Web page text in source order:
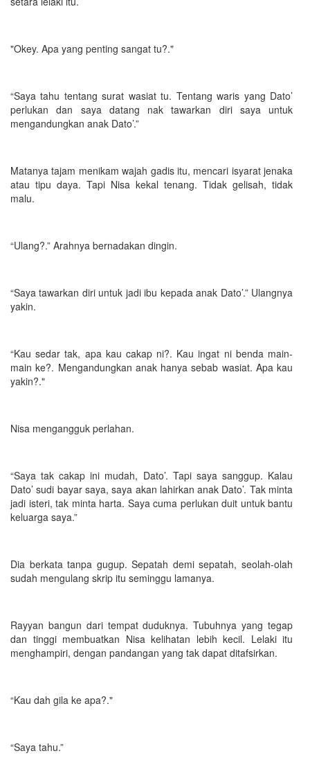
"Okey. Apa yang penting sangat tu?."
“Saya tahu tentang surat wasiat tu. Tentang waris yang Dato’
perlukan dan saya datang nak tawarkan diri saya untuk
mengandungkan anak Dato’.”
Matanya tajam menikam wajah gadis itu, mencari isyarat jenaka
atau tipu daya. Tapi Nisa kekal tenang. Tidak gelisah, tidak
malu.
“Ulang?.” Arahnya bernadakan dingin.
“Saya tawarkan diri untuk jadi ibu kepada anak Dato’.” Ulangnya
yakin.
“Kau sedar tak, apa kau cakap ni?. Kau ingat ni benda main-
main ke?. Mengandungkan anak hanya sebab wasiat. Apa kau
yakin?."
Nisa mengangguk perlahan.
“Saya tak cakap ini mudah, Dato’. Tapi saya sanggup. Kalau
Dato’ sudi bayar saya, saya akan lahirkan anak Dato’. Tak minta
jadi isteri, tak minta harta. Saya cuma perlukan duit untuk bantu
keluarga saya.”
Dia berkata tanpa gugup. Sepatah demi sepatah, seolah-olah
sudah mengulang skrip itu seminggu lamanya.
Rayyan bangun dari tempat duduknya. Tubuhnya yang tegap
dan tinggi membuatkan Nisa kelihatan lebih kecil. Lelaki itu
menghampiri, dengan pandangan yang tak dapat ditafsirkan.
“Kau dah gila ke apa?."
“Saya tahu.”